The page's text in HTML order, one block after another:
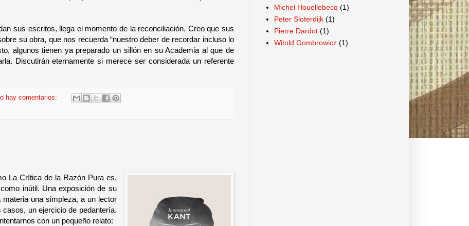
sus escritos, llega el momento de la reconciliación. Creo que sus
su obra, que nos recuerda “nuestro deber de recordar incluso lo
algunos tienen ya preparado un sillón en su Academia al que de
Discutirán eternamente si merece ser considerada un referente
hay comentarios:
La Crítica de la Razón Pura es,
inútil. Una exposición de su
una simpleza, a un lector
un ejercicio de pedantería.
con un pequeño relato:
Michel Houellebecq (1)
Peter Sloterdijk (1)
Pierre Dardot (1)
Witold Gombrowicz (1)